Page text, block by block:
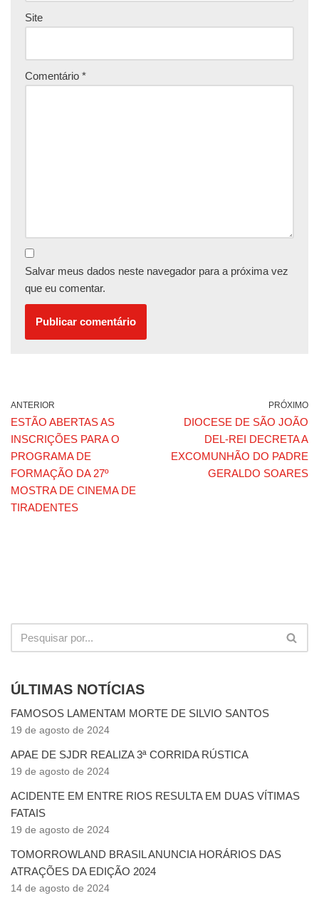
Site
Comentário *
Salvar meus dados neste navegador para a próxima vez
que eu comentar.
ANTERIOR
ESTÃO ABERTAS AS
INSCRIÇÕES PARA O
PROGRAMA DE
FORMAÇÃO DA 27º
MOSTRA DE CINEMA DE
TIRADENTES
PRÓXIMO
DIOCESE DE SÃO JOÃO
DEL-REI DECRETA A
EXCOMUNHÃO DO PADRE
GERALDO SOARES
ÚLTIMAS NOTÍCIAS
FAMOSOS LAMENTAM MORTE DE SILVIO SANTOS
19 de agosto de 2024
APAE DE SJDR REALIZA 3ª CORRIDA RÚSTICA
19 de agosto de 2024
ACIDENTE EM ENTRE RIOS RESULTA EM DUAS VÍTIMAS
FATAIS
19 de agosto de 2024
TOMORROWLAND BRASIL ANUNCIA HORÁRIOS DAS
ATRAÇÕES DA EDIÇÃO 2024
14 de agosto de 2024